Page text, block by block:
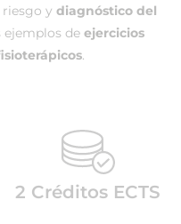
y diagnóstico del
ejemplos de ejercicios
.
2 Créditos ECTS